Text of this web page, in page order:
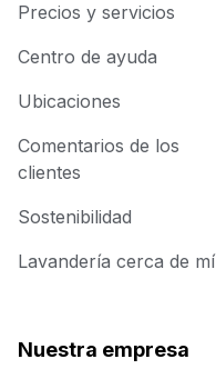
Precios y servicios
Centro de ayuda
Ubicaciones
Comentarios de los
clientes
Sostenibilidad
Lavandería cerca de mí
Nuestra empresa